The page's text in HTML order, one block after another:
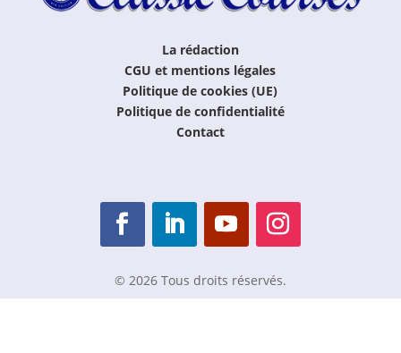
La rédaction
CGU et mentions légales
Politique de cookies (UE)
Politique de confidentialité
Contact
© 2026 Tous droits réservés.